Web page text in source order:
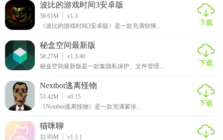
5. 参与活动：在“活动”页面查看并报名参加感兴趣的社区活
动。
【乐比邻官方下载点评】
乐比邻作为一款社区社交应用，以其丰富的功能和便捷的交
互方式，为用户提供了一个良好的邻里交流平台。通过该应
用，用户可以轻松了解社区内的最新动态和公告，参与各种
有趣的活动，与邻居们建立更加紧密的联系。同时，软件的
隐私保护功能也保障了用户的信息安全和个人隐私。总的来
说，乐比邻是一款值得推荐的社区社交应用。
波比的游戏时间3安卓版
50.61M
v1.3
《波比的游戏时间3安卓版》是一款充满惊悚...
下载
秘盒空间最新版
58.27M
v1.3.40
秘盒空间最新版是一款集隐私保护、文件管理...
下载
Nextbot逃离怪物
53.42M
v0.15
《Nextbot逃离怪物》是一款充满紧张...
下载
猫咪聊
32.95M
v1.3.1